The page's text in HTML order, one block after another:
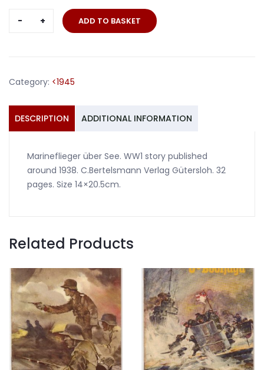
Marineflieger
from
quantity
ADD TO BASKET
Category: <1945
DESCRIPTION ADDITIONAL INFORMATION
Marineflieger über See. WW1 story published
around 1938. C.Bertelsmann Verlag Gütersloh. 32
pages. Size 14×20.5cm.
Related Products